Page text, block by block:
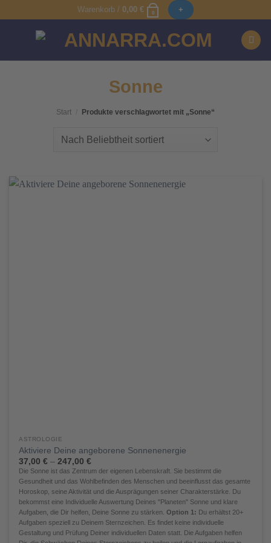
Inhalt
springen
Warenkorb / 0,00€ 0 +
Sonne
Start Produkte verschlagwortet mit „Sonne“
ASTROLOGIE
Aktiviere Deine angeborene Sonnenenergie
37,00€ –247,00€
Die Sonne ist das Zentrum der eigenen Lebenskraft. Sie bestimmt die
Gesundheit und das Wohlbefinden des Menschen und beeinflusst das gesamte
Horoskop, seine Aktivität und die Ausprägungen seiner Charakterstärke. Du
bekommst eine Individuelle Auswertung Deines "Planeten" Sonne und klare
Aufgaben, die Dir helfen, Deine Sonne zu stärken.Option 1: Du erhältst 20+
Aufgaben speziell zu Deinem Sternzeichen. Es findet keine individuelle
Gestaltung und Prüfung Deiner individuellen Daten statt. Die Aufgaben helfen